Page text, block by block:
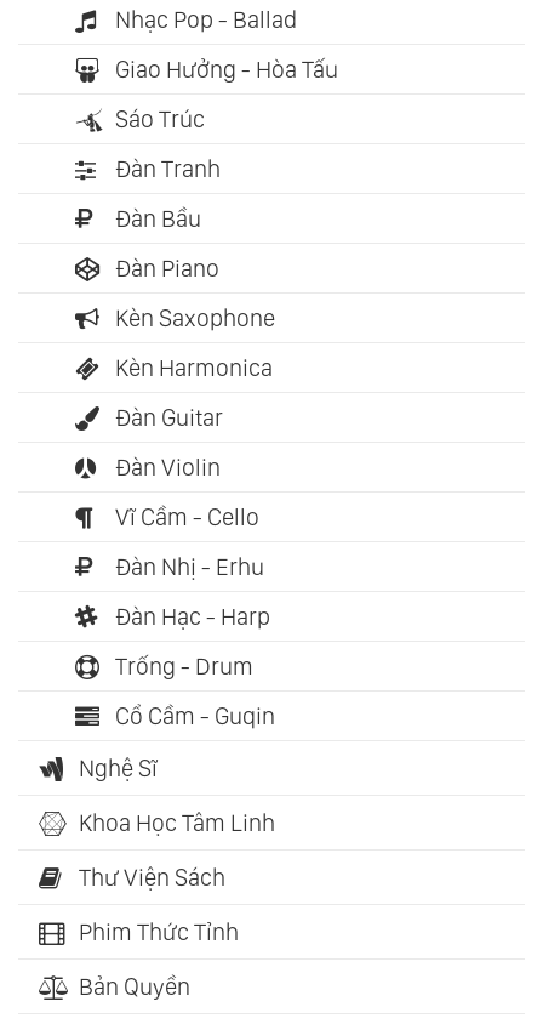
Nhạc Pop - Ballad
Giao Hưởng - Hòa Tấu
Sáo Trúc
Đàn Tranh
Đàn Bầu
Đàn Piano
Kèn Saxophone
Kèn Harmonica
Đàn Guitar
Đàn Violin
Vĩ Cầm - Cello
Đàn Nhị - Erhu
Đàn Hạc - Harp
Trống - Drum
Cổ Cầm - Guqin
Nghệ Sĩ
Khoa Học Tâm Linh
Thư Viện Sách
Phim Thức Tỉnh
Bản Quyền